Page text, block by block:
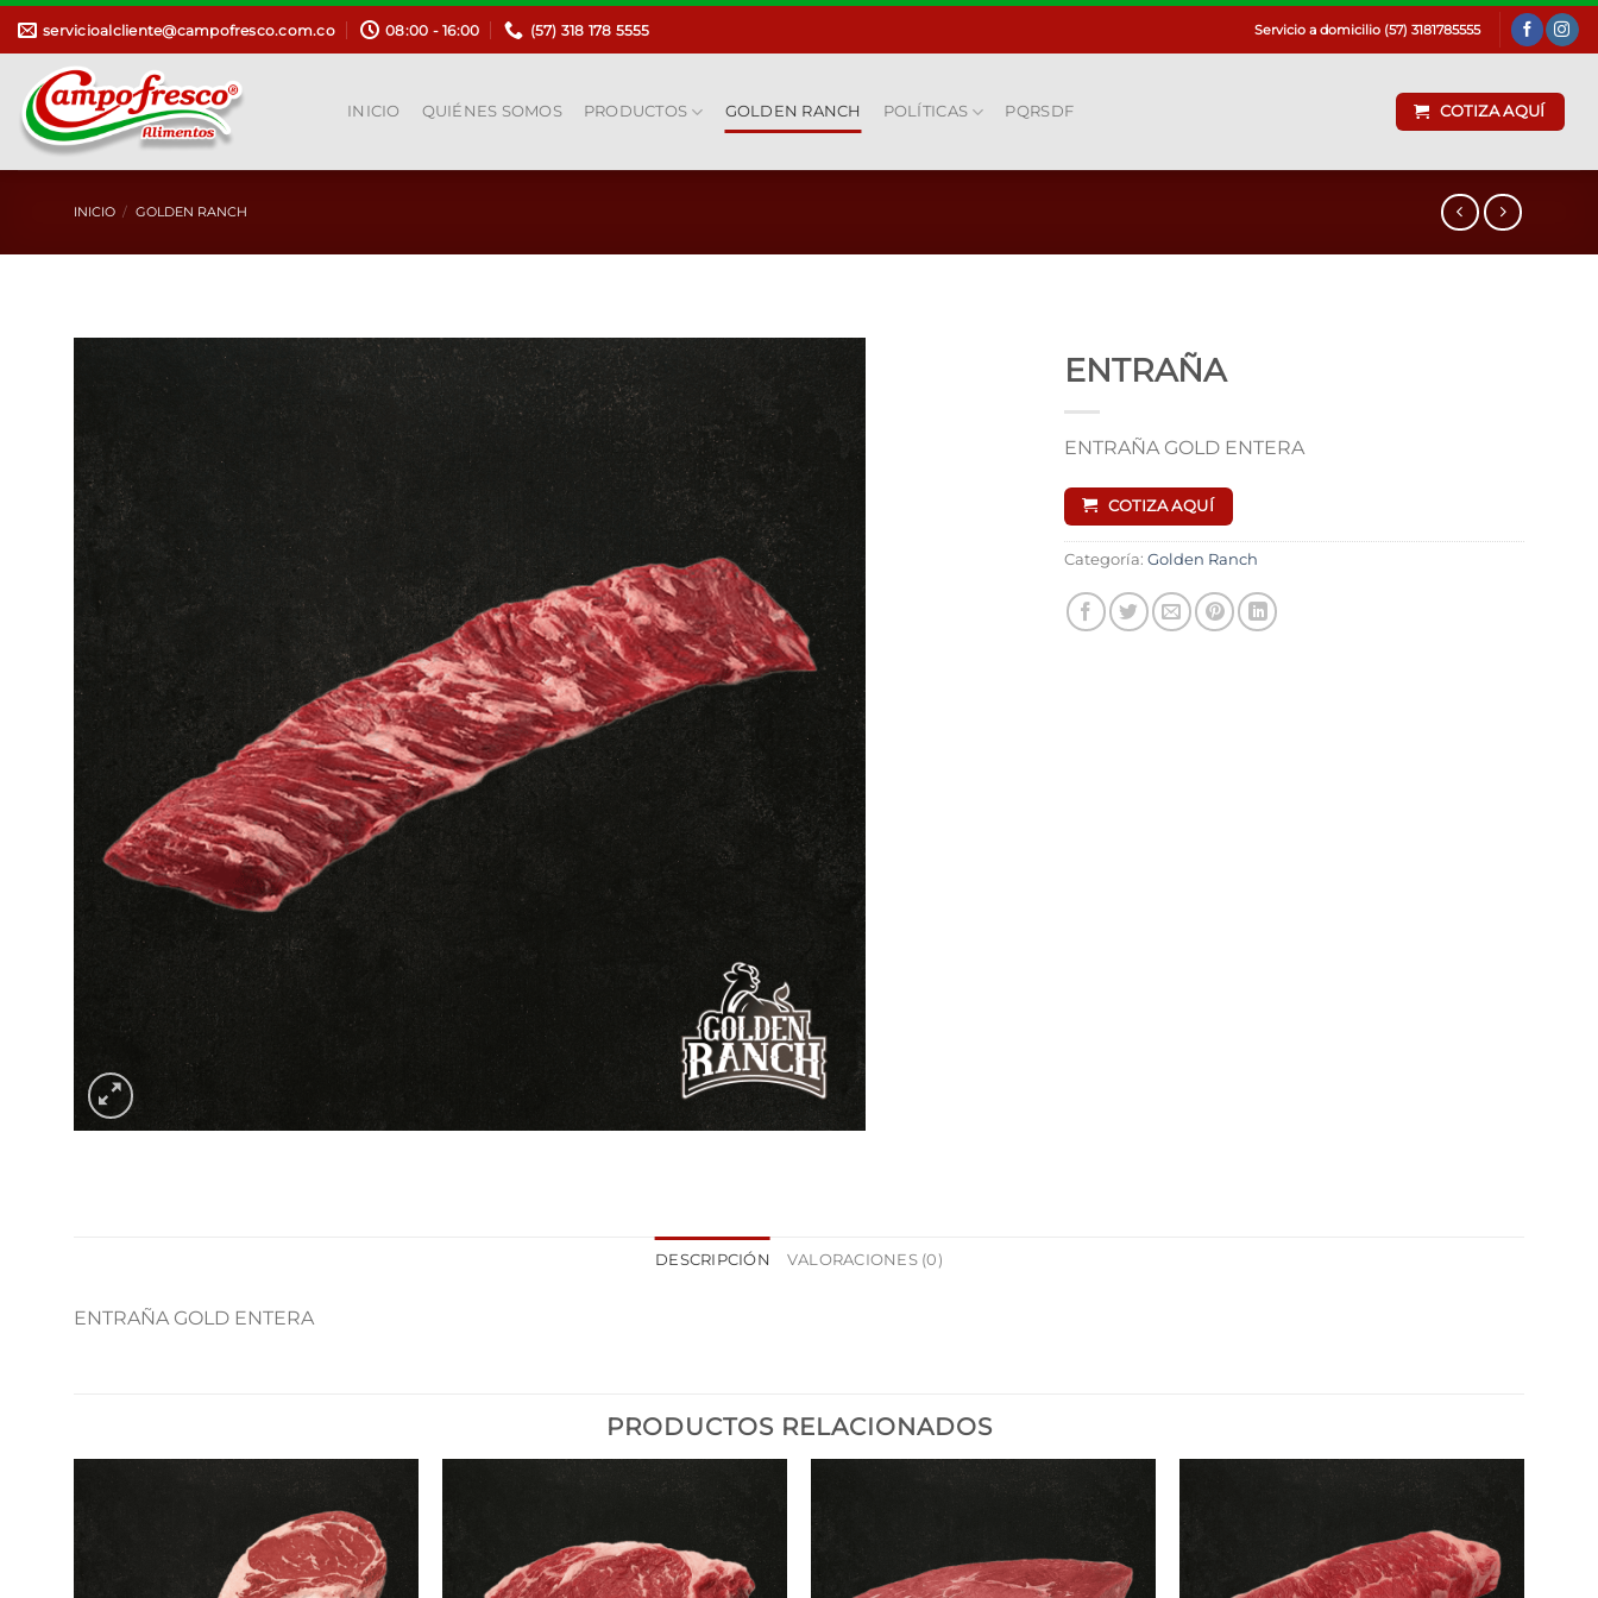
Saltar
contenido
servicioalcliente@campofresco.com.co 08:00 - 16:00 (57) 318 178 5555 Servicio a domicilio (57) 3181785555
INICIO QUIÉNES SOMOS PRODUCTOS GOLDEN RANCH POLÍTICAS PQRSDF COTIZA AQUÍ
INICIO / GOLDEN RANCH
lista
deseos
ENTRAÑA
ENTRAÑA GOLD ENTERA
COTIZA AQUÍ
Categoría:Golden Ranch
DESCRIPCIÓN VALORACIONES (0)
ENTRAÑA GOLD ENTERA
PRODUCTOS RELACIONADOS
Añadir
a la
Añadir
a la
Añadir
a la
Añadir
a la